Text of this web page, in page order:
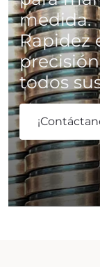
medida.
Rapidez
todos